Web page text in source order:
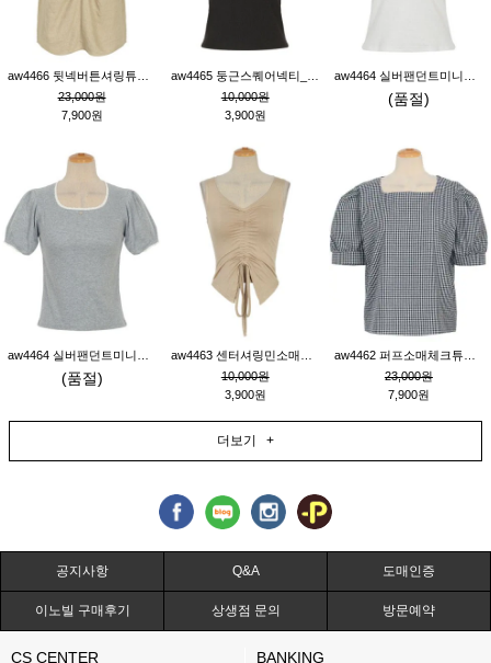
23,000원
7,900원
10,000원
3,900원
(품절)
(품절)
10,000원
3,900원
23,000원
7,900원
더보기 +
공지사항 Q&A 도매인증
이노빌 구매후기 상생점 문의 방문예약
CS CENTER BANKING